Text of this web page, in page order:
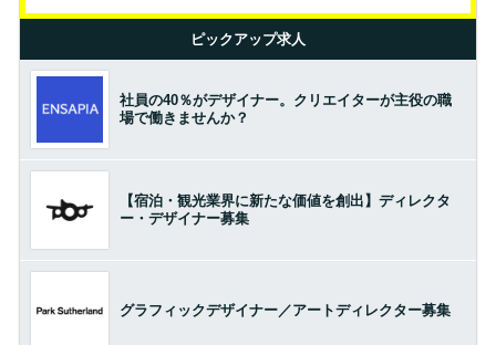
ピックアップ求人
社員の40％がデザイナー。クリエイターが主役の職
場で働きませんか？
【宿泊・観光業界に新たな価値を創出】ディレクタ
ー・デザイナー募集
グラフィックデザイナー／アートディレクター募集